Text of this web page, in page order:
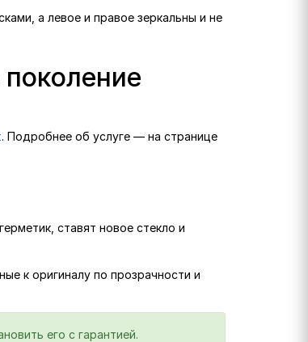
а левое и правое зеркальны и не
. Подробнее об услуге — на странице
ставят новое стекло и
к оригиналу по прозрачности и
его с гарантией.